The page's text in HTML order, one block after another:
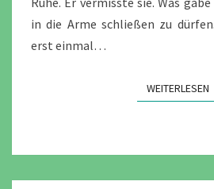
in die Arme schließen zu
erst einmal…
WEITERLESEN